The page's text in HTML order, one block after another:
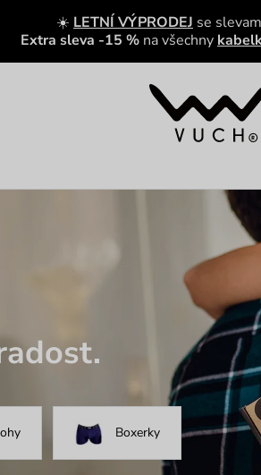
☀️ LETNÍ VÝPRODEJ se
Extra sleva -15 % na všechny
Boxerky